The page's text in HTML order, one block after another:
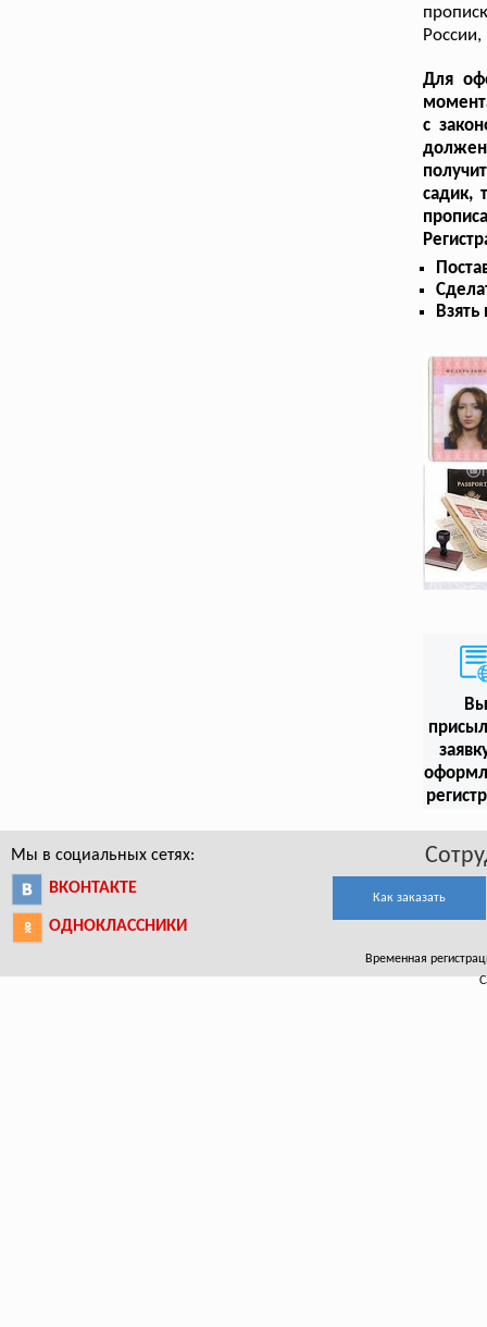
Для
с
садик,
Вы
Мы в социальных сетях:
ВКОНТАКТЕ
ОДНОКЛАССНИКИ
Как заказать
Временная